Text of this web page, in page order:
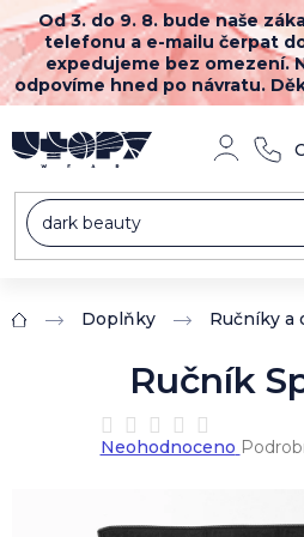
Přejít
na
obsah
Od 3. do 9. 8. bude naše
telefonu a e-mailu čerpat
expedujeme bez omezení.
odpovíme hned po návratu.
Domů Doplňky Ručníky a
Ručník
Průměrné
hodnocení
0,0
Neohodnoceno